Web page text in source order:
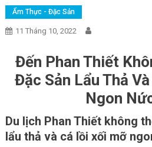
Ẩm Thực - Đặc Sản
11 Tháng 10, 2022
Đến Phan Thiết
Đặc Sản Lẩu Thả
Ngon
Du lịch Phan Thiết không
lẩu thả và cá lồi xối mỡ